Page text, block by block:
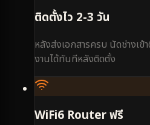
ติดตั้งไว 2-3 วัน
หลังส่งเอกสารครบ นัดช่างเข้
งานได้ทันทีหลังติดตั้ง
WiFi6 Router ฟรี